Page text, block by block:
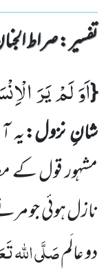
تفسیر : ‎صراط الجنان
{اَوَ لَمْ یَرَ
شانِ نزول:یہ
مشہور قول کے
نازل ہوئی جو
دو عالَمصَلَّی اللہ